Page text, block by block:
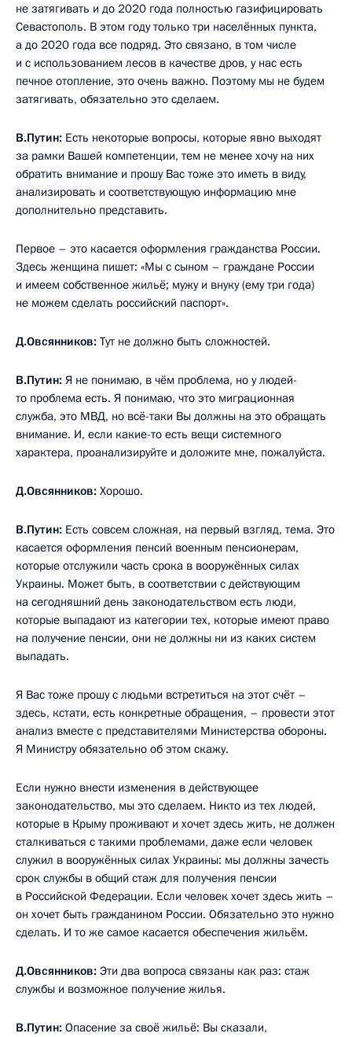
не затягивать и до 2020 года полностью газифицировать
Севастополь. В этом году только три населённых пункта,
а до 2020 года все подряд. Это связано, в том числе
и с использованием лесов в качестве дров, у нас есть
печное отопление, это очень важно. Поэтому мы не будем
затягивать, обязательно это сделаем.
В.Путин: Есть некоторые вопросы, которые явно выходят
за рамки Вашей компетенции, тем не менее хочу на них
обратить внимание и прошу Вас тоже это иметь в виду,
анализировать и соответствующую информацию мне
дополнительно представить.
Первое – это касается оформления гражданства России.
Здесь женщина пишет: «Мы с сыном – граждане России
и имеем собственное жильё; мужу и внуку (ему три года)
не можем сделать российский паспорт».
Д.Овсянников: Тут не должно быть сложностей.
В.Путин: Я не понимаю, в чём проблема, но у людей-
то проблема есть. Я понимаю, что это миграционная
служба, это МВД, но всё-таки Вы должны на это обращать
внимание. И, если какие-то есть вещи системного
характера, проанализируйте и доложите мне, пожалуйста.
Д.Овсянников: Хорошо.
В.Путин: Есть совсем сложная, на первый взгляд, тема. Это
касается оформления пенсий военным пенсионерам,
которые отслужили часть срока в вооружённых силах
Украины. Может быть, в соответствии с действующим
на сегодняшний день законодательством есть люди,
которые выпадают из категории тех, которые имеют право
на получение пенсии, они не должны ни из каких систем
выпадать.
Я Вас тоже прошу с людьми встретиться на этот счёт –
здесь, кстати, есть конкретные обращения, – провести этот
анализ вместе с представителями Министерства обороны.
Я Министру обязательно об этом скажу.
Если нужно внести изменения в действующее
законодательство, мы это сделаем. Никто из тех людей,
которые в Крыму проживают и хочет здесь жить, не должен
сталкиваться с такими проблемами, даже если человек
служил в вооружённых силах Украины: мы должны зачесть
срок службы в общий стаж для получения пенсии
в Российской Федерации. Если человек хочет здесь жить –
он хочет быть гражданином России. Обязательно это нужно
сделать. И то же самое касается обеспечения жильём.
Д.Овсянников: Эти два вопроса связаны как раз: стаж
службы и возможное получение жилья.
В.Путин: Опасение за своё жильё: Вы сказали,